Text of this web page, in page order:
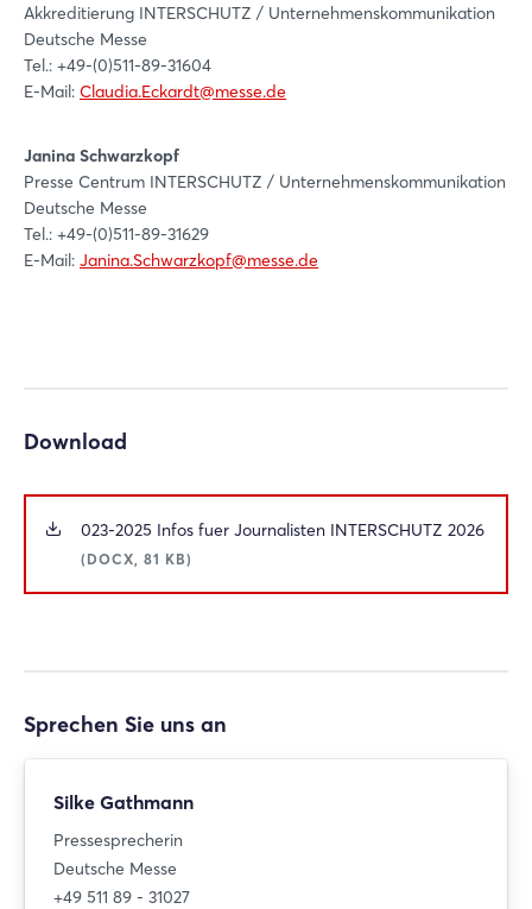
Akkreditierung INTERSCHUTZ / Unternehmenskommunikation
Deutsche Messe
Tel.: +49-(0)511-89-31604
E-Mail: Claudia.Eckardt@messe.de
Janina Schwarzkopf
Presse Centrum INTERSCHUTZ / Unternehmenskommunikation
Deutsche Messe
Tel.: +49-(0)511-89-31629
E-Mail: Janina.Schwarzkopf@messe.de
Download
023-2025 Infos fuer Journalisten INTERSCHUTZ 2026
(DOCX, 81 KB)
Sprechen Sie uns an
Silke Gathmann
Pressesprecherin
Deutsche Messe
+49 511 89 - 31027